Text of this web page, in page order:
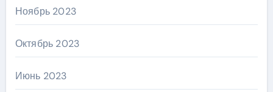
Ноябрь 2023
Октябрь 2023
Июнь 2023